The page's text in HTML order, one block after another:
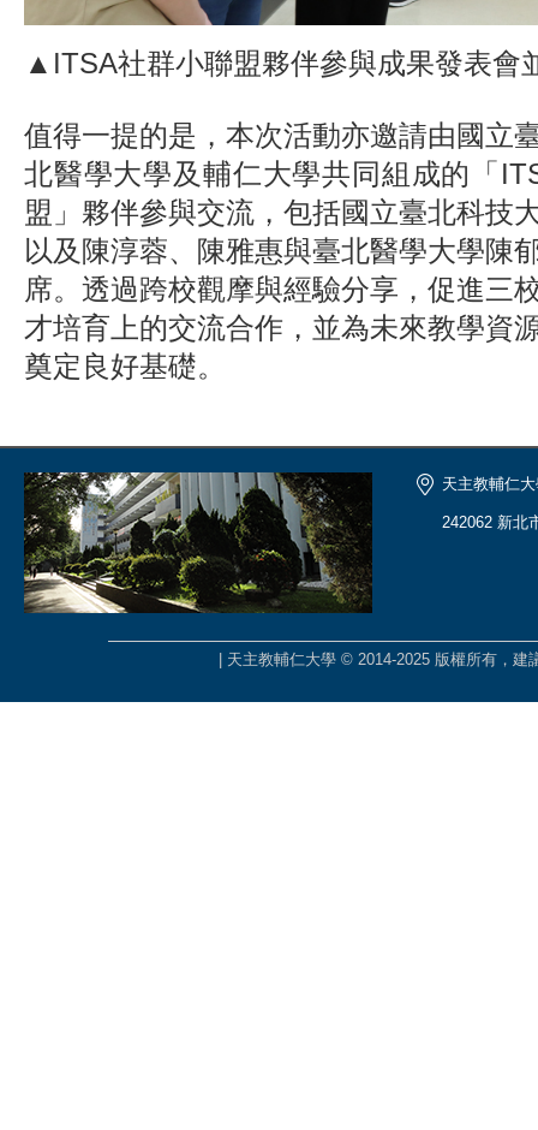
▲ITSA社群小聯盟夥伴參與成果發表會
值得一提的是，本次活動亦邀請由國立
北醫學大學及輔仁大學共同組成的「
盟」夥伴參與交流，包括國立臺北科技
以及陳淳蓉、陳雅惠與臺北醫學大學陳
席。透過跨校觀摩與經驗分享，促進三
才培育上的交流合作，並為未來教學資
奠定良好基礎。
天主教輔仁
242062 新北
| 天主教輔仁大學 © 2014-2025 版權所有，